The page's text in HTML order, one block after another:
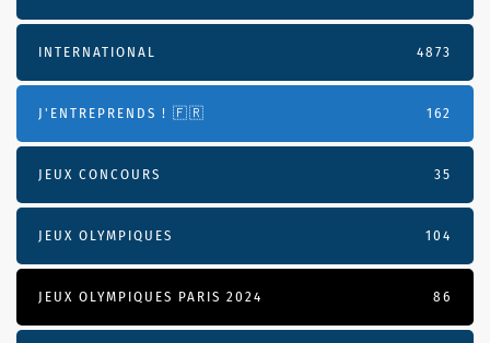
INTERNATIONAL 4873
J'ENTREPRENDS ! 🇫🇷 162
JEUX CONCOURS 35
JEUX OLYMPIQUES 104
JEUX OLYMPIQUES PARIS 2024 86